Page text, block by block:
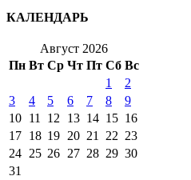
КАЛЕНДАРЬ
Август 2026
Пн Вт Ср Чт Пт Сб Вс
1
2
3
4 5 6 7 8
9
10 11 12 13 14 15 16
17 18 19 20 21 22 23
24 25 26 27 28 29 30
31